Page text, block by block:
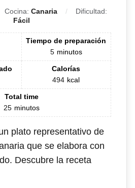
Cocina: Canaria
Dificultad:
Fácil
Tiempo de preparación
5 minutos
Calorías
494 kcal
Total time
25 minutos
plato representativo de
que se elabora con
Descubre la receta